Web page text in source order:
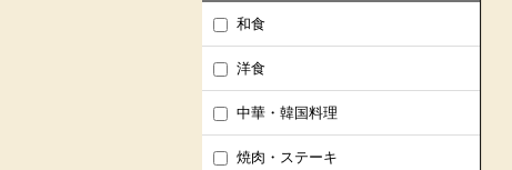
和食
洋食
中華・韓国料理
焼肉・ステーキ